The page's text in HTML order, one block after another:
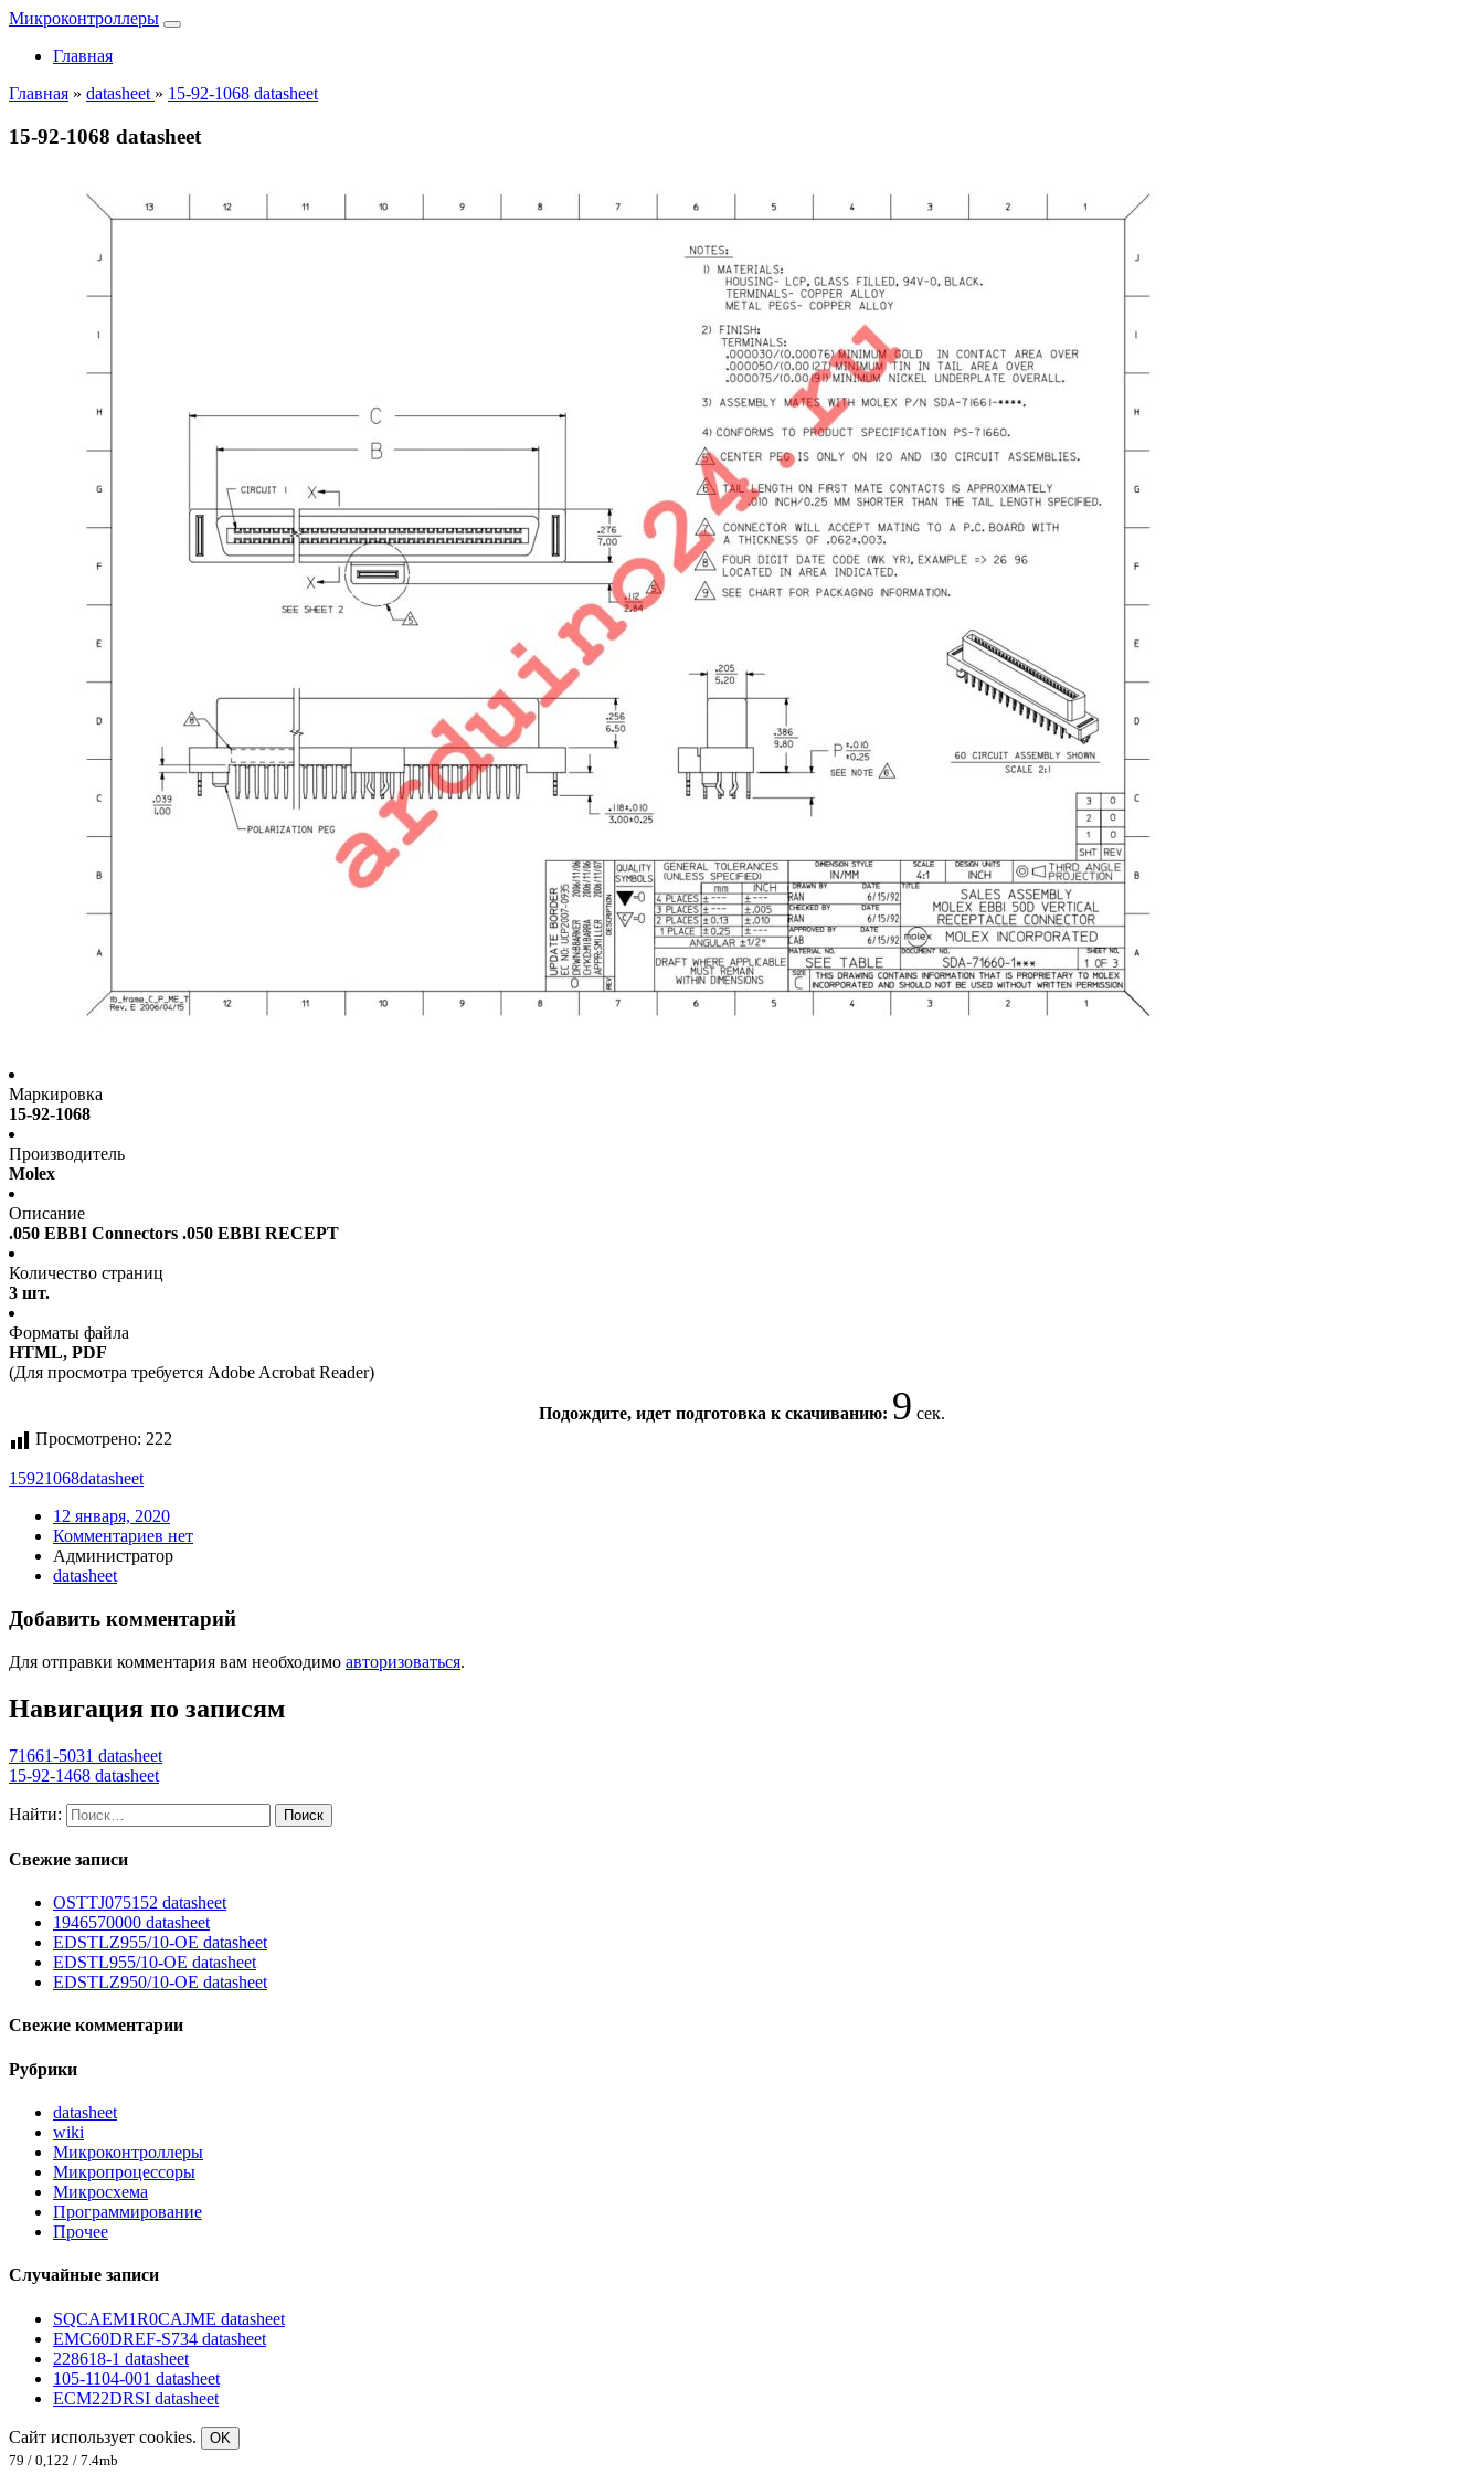
Микроконтроллеры
Главная
Главная » datasheet » 15-92-1068 datasheet
15-92-1068 datasheet
Маркировка
15-92-1068
Производитель
Molex
Описание
.050 EBBI Connectors .050 EBBI RECEPT
Количество страниц
3 шт.
Форматы файла
HTML, PDF
(Для просмотра требуется Adobe Acrobat Reader)
Подождите, идет подготовка к скачиванию: 9 сек.
Просмотрено: 222
15921068datasheet
12 января, 2020
Комментариев нет
Администратор
datasheet
Добавить комментарий
Для отправки комментария вам необходимо авторизоваться.
Навигация по записям
71661-5031 datasheet
15-92-1468 datasheet
Найти:
Свежие записи
OSTTJ075152 datasheet
1946570000 datasheet
EDSTLZ955/10-OE datasheet
EDSTL955/10-OE datasheet
EDSTLZ950/10-OE datasheet
Свежие комментарии
Рубрики
datasheet
wiki
Микроконтроллеры
Микропроцессоры
Микросхема
Программирование
Прочее
Случайные записи
SQCAEM1R0CAJME datasheet
EMC60DREF-S734 datasheet
228618-1 datasheet
105-1104-001 datasheet
ECM22DRSI datasheet
Сайт использует cookies.
OK
79 / 0,122 / 7.4mb